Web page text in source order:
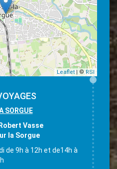
Leaflet| ©RSI
SORGUE
Vasse
la Sorgue
de 9h à 12h et de14h à